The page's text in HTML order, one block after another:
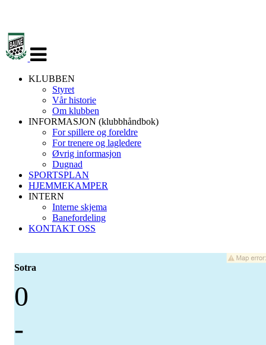
navigasjon
KLUBBEN
Styret
Vår historie
Om klubben
INFORMASJON (klubbhåndbok)
For spillere og foreldre
For trenere og lagledere
Øvrig informasjon
Dugnad
SPORTSPLAN
HJEMMEKAMPER
INTERN
Interne skjema
Banefordeling
KONTAKT OSS
Sotra
0
-